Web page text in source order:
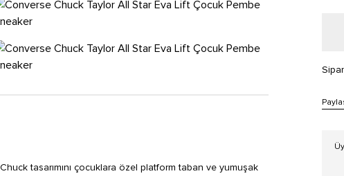
tasarımını çocuklara özel platform taban ve yumuşak